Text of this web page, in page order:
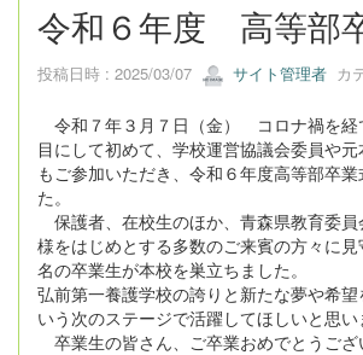
令和６年度 高等部
投稿日時 : 2025/03/07 サイト管理者 カ
令和７年３月７日（金） コロナ禍を経
目にして初めて、学校運営協議会委員や
もご参加いただき、令和６年度高等部卒
た。
保護者、在校生のほか、青森県教育委員
様をはじめとする多数のご来賓の方々に
名の卒業生が本校を巣立ちました。
弘前第一養護学校の誇りと新たな夢や希望
いう次のステージで活躍してほしいと思い
卒業生の皆さん、ご卒業おめでとうござ